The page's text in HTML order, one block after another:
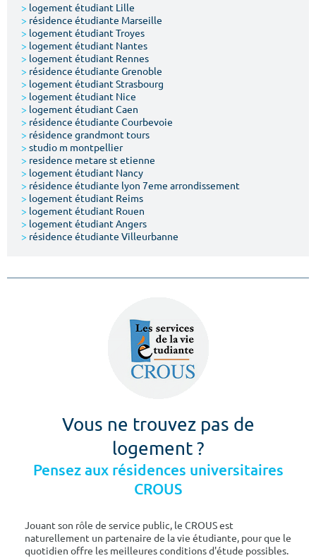
Votre date d'entrée
Chercher
> logement étudiant Lille
> résidence étudiante Marseille
> logement étudiant Troyes
> logement étudiant Nantes
> logement étudiant Rennes
> résidence étudiante Grenoble
> logement étudiant Strasbourg
> logement étudiant Nice
> logement étudiant Caen
> résidence étudiante Courbevoie
> résidence grandmont tours
> studio m montpellier
> residence metare st etienne
> logement étudiant Nancy
> résidence étudiante lyon 7eme arrondissement
> logement étudiant Reims
> logement étudiant Rouen
> logement étudiant Angers
> résidence étudiante Villeurbanne
Vous ne trouvez pas de
logement ?
Pensez aux résidences universitaires
CROUS
Jouant son rôle de service public, le CROUS est
naturellement un partenaire de la vie étudiante, pour que le
quotidien offre les meilleures conditions d'étude possibles.